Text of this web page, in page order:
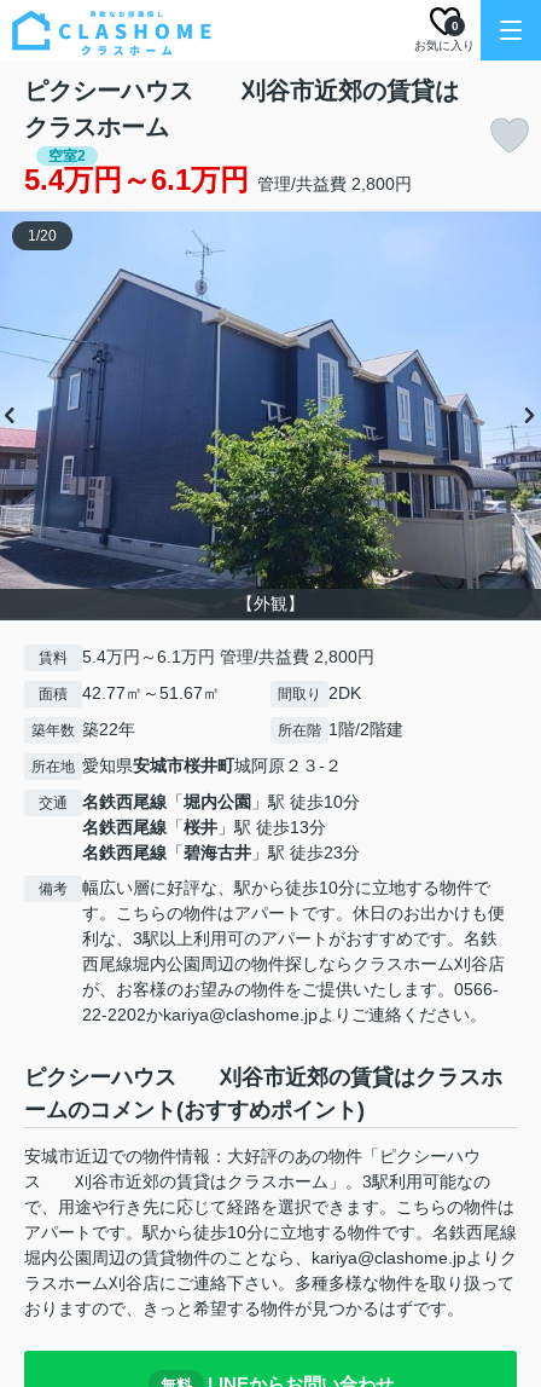
お気に入り
0
ピクシーハウス 刈谷市近郊の賃貸は
クラスホーム
空室2
5.4万円～6.1万円 管理/共益費 2,800円
【外観】
1/20
賃料 5.4万円～6.1万円 管理/共益費 2,800円
面積 42.77㎡～51.67㎡ 間取り 2DK
築年数 築22年 所在階 1階/2階建
所在地 愛知県安城市桜井町城阿原２３-２
交通 名鉄西尾線 「堀内公園 」駅 徒歩10分
名鉄西尾線 「桜井 」駅 徒歩13分
名鉄西尾線 「碧海古井 」駅 徒歩23分
備考
幅広い層に好評な、駅から徒歩10分に立地する物件で
す。こちらの物件はアパートです。休日のお出かけも便
利な、3駅以上利用可のアパートがおすすめです。名鉄
西尾線堀内公園周辺の物件探しならクラスホーム刈谷店
が、お客様のお望みの物件をご提供いたします。0566-
22-2202かkariya@clashome.jpよりご連絡ください。
ピクシーハウス 刈谷市近郊の賃貸はクラスホ
ームのコメント(おすすめポイント)
安城市近辺での物件情報：大好評のあの物件「ピクシーハウ
ス 刈谷市近郊の賃貸はクラスホーム」。3駅利用可能なの
で、用途や行き先に応じて経路を選択できます。こちらの物件は
アパートです。駅から徒歩10分に立地する物件です。名鉄西尾線
堀内公園周辺の賃貸物件のことなら、kariya@clashome.jpよりク
ラスホーム刈谷店にご連絡下さい。多種多様な物件を取り扱って
おりますので、きっと希望する物件が見つかるはずです。